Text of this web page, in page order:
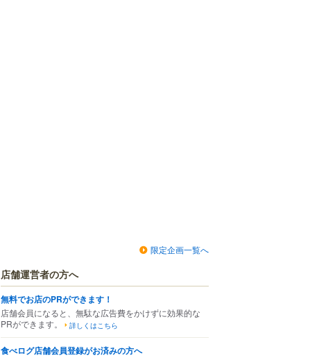
限定企画一覧へ
店舗運営者の方へ
無料でお店のPRができます！
店舗会員になると、無駄な広告費をかけずに効果的な
PRができます。
詳しくはこちら
食べログ店舗会員登録がお済みの方へ